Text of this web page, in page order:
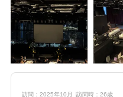
訪問：2025年10月 訪問時：26歳